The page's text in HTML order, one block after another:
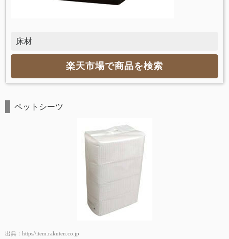
床材
楽天市場で商品を検索
ペットシーツ
出典： https//item.rakuten.co.jp